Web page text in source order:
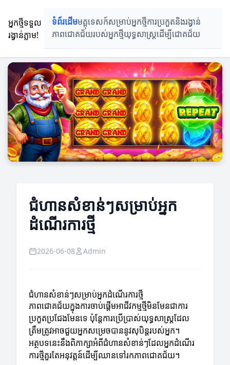
អ្នកថ្មីទទួល
រង្វាន់ភ្លាម!
ទំព័រដើមមគ្គុទេសក៍សម្រាប់អ្នកថ្មីការប្រកួតនិងរង្វាន់
ភាពជោគជ័យរបស់អ្នកថ្មីយុទ្ធសាស្ត្រដើម្បីជោគជ័យ
ជំហានសំខាន់ៗសម្រាប់អ្នក
ដំណើរការថ្មី
2026-06-08 Admin
ជំហានសំខាន់ៗសម្រាប់អ្នកដំណើរការថ្មី
ភាពជោគជ័យក្នុងការចាប់ផ្តើមអាជីវកម្មថ្មីមិនមែនជាការ
ប្រកួតប្រជែងមែនទេ ប៉ុន្តែការប្រើប្រាស់យុទ្ធសាស្ត្រដែល
ត្រឹមត្រូវអាចជួយអ្នកសម្រេចបាននូវសុបិន្តរបស់អ្នក។
អត្ថបទនេះនឹងពិភាក្សាអំពីជំហានសំខាន់ៗដែលអ្នកដំណើរ
ការថ្មីគួរតែអនុវត្តន៍ដើម្បីឈានទៅរកភាពជោគជ័យ។